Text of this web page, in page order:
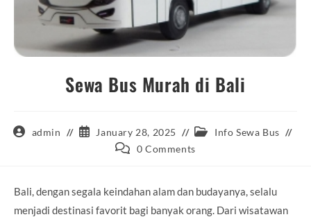
Sewa Bus Murah di Bali
Postadmin
Post
published:
January 28, 2025
Post Info Sewa Bus
Post 0 Comments
Bali, dengan segala keindahan alam dan budayanya, selalu
menjadi destinasi favorit bagi banyak orang. Dari wisatawan